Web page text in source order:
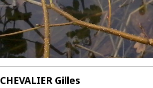
CHEVALIER Gilles